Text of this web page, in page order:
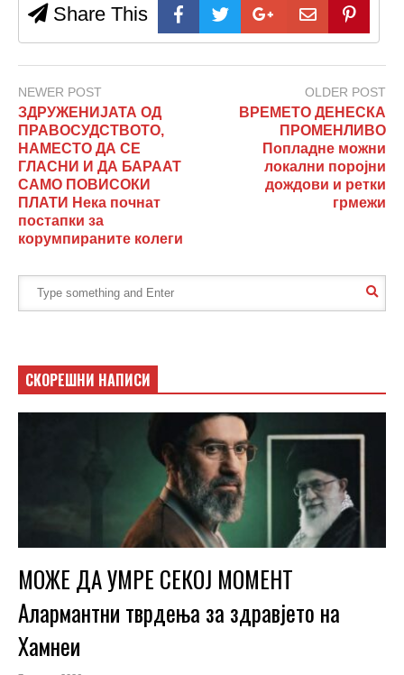
Share This
NEWER POST
ЗДРУЖЕНИЈАТА ОД
ПРАВОСУДСТВОТО,
НАМЕСТО ДА СЕ
ГЛАСНИ И ДА БАРААТ
САМО ПОВИСОКИ
ПЛАТИ Нека почнат
постапки за
корумпираните колеги
OLDER POST
ВРЕМЕТО ДЕНЕСКА
ПРОМЕНЛИВО
Попладне можни
локални поројни
дождови и ретки
грмежи
СКОРЕШНИ НАПИСИ
МОЖЕ ДА УМРЕ СЕКОЈ МОМЕНТ
Алармантни тврдења за здравјето на
Хамнеи